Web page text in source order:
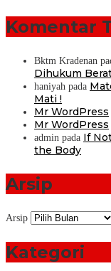
Komentar
Bktm Kradenan
Dihukum
haniyah pada
Mati !
Mr WordPress
Mr WordPress
admin pada If
the Body
Arsip
Arsip
Kategori